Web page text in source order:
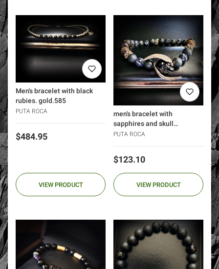
Men's bracelet with black
rubies. gold.585
PUTA ROCA
Price
$484.95
VIEW PRODUCT
men's bracelet with
sapphires and skull
PROTECT
PUTA ROCA
Price
$123.10
VIEW PRODUCT